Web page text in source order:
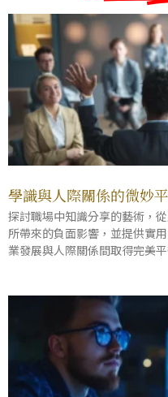
學識與人際關係的微妙
探討職場中知識分享的藝術，
所帶來的負面影響，並提供實
業發展與人際關係間取得完美平